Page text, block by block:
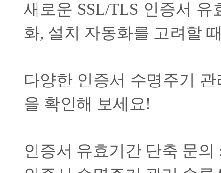
새로운 SSL/TLS 인증서 유
화, 설치 자동화를 고려할
다양한 인증서 수명주기
을 확인해 보세요 !
인증서 유효기간 단축 문의